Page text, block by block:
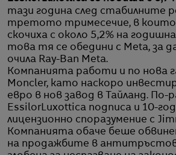
тази година след стабилните
третото тримесечие, в
скочиха с около 5,2% на
това тя се обедини с Meta, за
очила Ray-Ban Meta.
Компанията работи и по нова
Moncler, като наскоро
евро в нов завод в Тайланд. По-
EssilorLuxottica подписа и 10-
лицензионно споразумение с
Компанията обаче беше
на продажбите в